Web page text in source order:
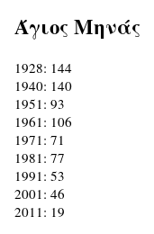
Άγιος Μηνάς
1928: 144
1940: 140
1951: 93
1961: 106
1971: 71
1981: 77
1991: 53
2001: 46
2011: 19